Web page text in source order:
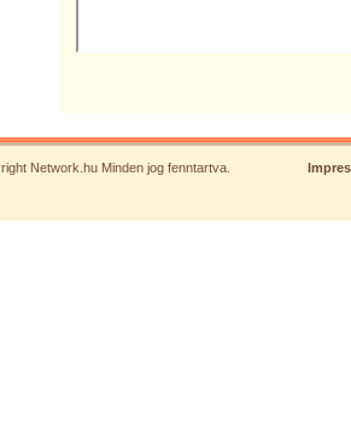
Network.hu Minden jog fenntartva.